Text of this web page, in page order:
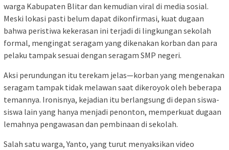
warga Kabupaten Blitar dan kemudian viral di media sosial.
Meski lokasi pasti belum dapat dikonfirmasi, kuat dugaan
bahwa peristiwa kekerasan ini terjadi di lingkungan sekolah
formal, mengingat seragam yang dikenakan korban dan para
pelaku tampak sesuai dengan seragam SMP negeri.
Aksi perundungan itu terekam jelas—korban yang mengenakan
seragam tampak tidak melawan saat dikeroyok oleh beberapa
temannya. Ironisnya, kejadian itu berlangsung di depan siswa-
siswa lain yang hanya menjadi penonton, memperkuat dugaan
lemahnya pengawasan dan pembinaan di sekolah.
Salah satu warga, Yanto, yang turut menyaksikan video